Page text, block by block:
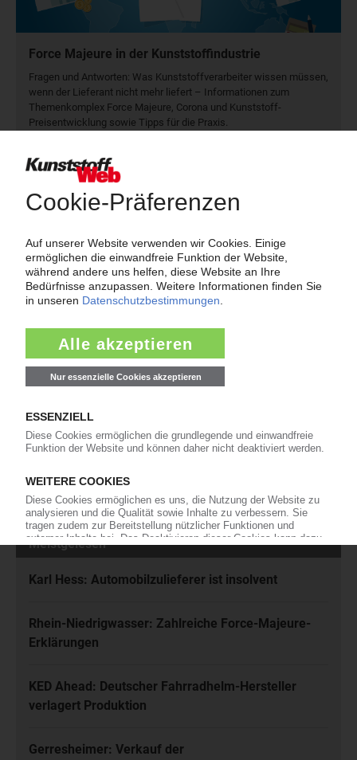
Force Majeure in der Kunststoffindustrie
Fragen und Antworten: Was Kunst­stoff­verarbeiter wissen müssen,
wenn der Lieferant nicht mehr liefert – Informationen zum
Themenkomplex Force Majeure, Corona und Kunststoff-
Preisentwicklung sowie Tipps für die Praxis.
Jetzt lesen
Newsletter
Die wichtigsten Nachrichten und Neuigkeiten aus der
Kunststoffbranche – jeden Tag brandaktuell!
Ich habe dieDatenschutzbestimmungenzur Kenntnis genommen
und akzeptiere diese.
Jetzt kostenfrei abonnieren
Meistgelesen
Karl Hess: Automobilzulieferer ist insolvent
Rhein-Niedrigwasser: Zahlreiche Force-Majeure-
Erklärungen
KED Ahead: Deutscher Fahrradhelm-Hersteller
verlagert Produktion
Gerresheimer: Verkauf der